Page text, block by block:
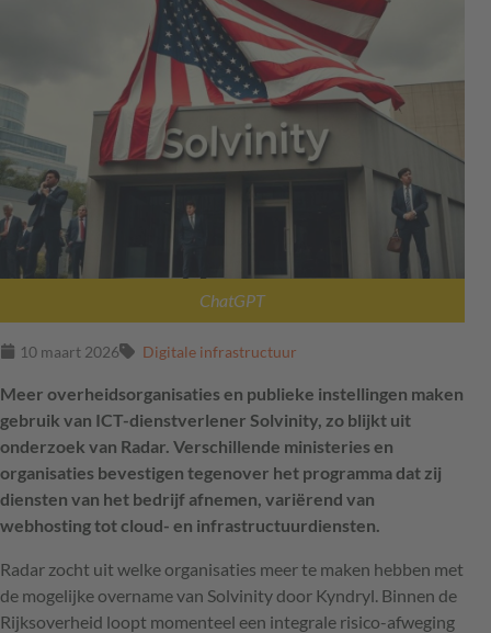
ChatGPT
10 maart 2026 Digitale infrastructuur
Meer overheidsorganisaties en publieke instellingen maken
gebruik van ICT-dienstverlener Solvinity, zo blijkt uit
onderzoek van Radar. Verschillende ministeries en
organisaties bevestigen tegenover het programma dat zij
diensten van het bedrijf afnemen, variërend van
webhosting tot cloud- en infrastructuurdiensten.
Radar zocht uit welke organisaties meer te maken hebben met
de mogelijke overname van Solvinity door Kyndryl. Binnen de
Rijksoverheid loopt momenteel een integrale risico-afweging